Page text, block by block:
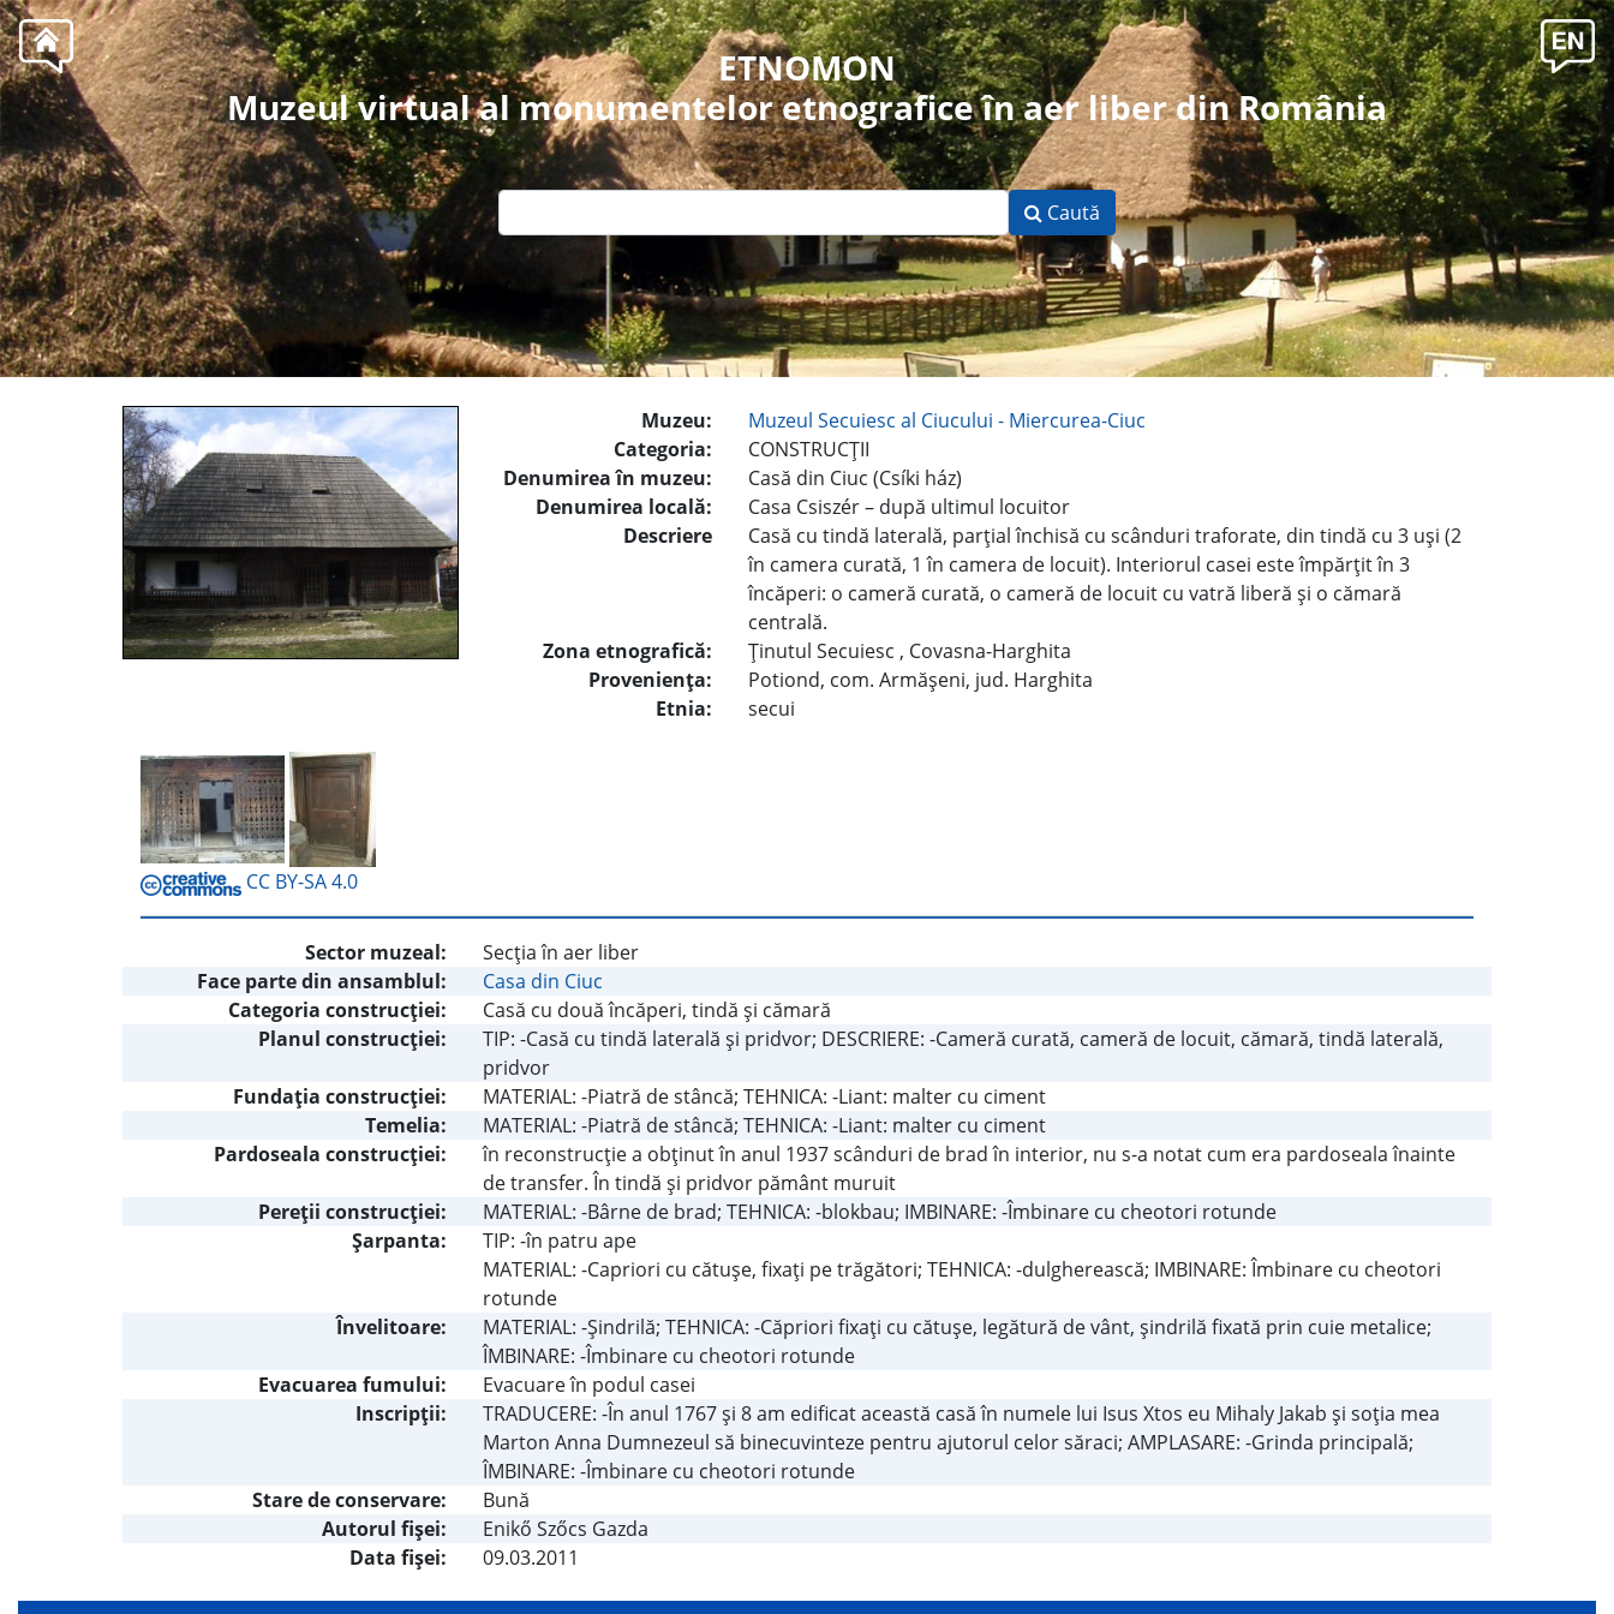
ETNOMON
Muzeul virtual al monumentelor etnografice în aer liber din România
Caută
Muzeu:
Muzeul Secuiesc al Ciucului - Miercurea-Ciuc
Categoria:
CONSTRUCŢII
Denumirea în muzeu:
Casă din Ciuc (Csíki ház)
Denumirea locală:
Casa Csiszér – după ultimul locuitor
Descriere
Casă cu tindă laterală, parţial închisă cu scânduri traforate, din tindă cu 3 uşi (2
în camera curată, 1 în camera de locuit). Interiorul casei este împărţit în 3
încăperi: o cameră curată, o cameră de locuit cu vatră liberă şi o cămară
centrală.
Zona etnografică:
Ţinutul Secuiesc , Covasna-Harghita
Provenienţa:
Potiond, com. Armăşeni, jud. Harghita
Etnia:
secui
CC BY-SA 4.0
Sector muzeal:
Secţia în aer liber
Face parte din ansamblul:
Casa din Ciuc
Categoria construcţiei:
Casă cu două încăperi, tindă şi cămară
Planul construcţiei:
TIP: -Casă cu tindă laterală şi pridvor; DESCRIERE: -Cameră curată, cameră de locuit, cămară, tindă laterală,
pridvor
Fundaţia construcţiei:
MATERIAL: -Piatră de stâncă; TEHNICA: -Liant: malter cu ciment
Temelia:
MATERIAL: -Piatră de stâncă; TEHNICA: -Liant: malter cu ciment
Pardoseala construcţiei:
în reconstrucţie a obţinut în anul 1937 scânduri de brad în interior, nu s-a notat cum era pardoseala înainte
de transfer. În tindă şi pridvor pământ muruit
Pereţii construcţiei:
MATERIAL: -Bârne de brad; TEHNICA: -blokbau; IMBINARE: -Îmbinare cu cheotori rotunde
Şarpanta:
TIP: -în patru ape
MATERIAL: -Capriori cu cătuşe, fixaţi pe trăgători; TEHNICA: -dulgherească; IMBINARE: Îmbinare cu cheotori
rotunde
Învelitoare:
MATERIAL: -Şindrilă; TEHNICA: -Căpriori fixaţi cu cătuşe, legătură de vânt, şindrilă fixată prin cuie metalice;
ÎMBINARE: -Îmbinare cu cheotori rotunde
Evacuarea fumului:
Evacuare în podul casei
Inscripţii:
TRADUCERE: -În anul 1767 şi 8 am edificat această casă în numele lui Isus Xtos eu Mihaly Jakab şi soţia mea
Marton Anna Dumnezeul să binecuvinteze pentru ajutorul celor săraci; AMPLASARE: -Grinda principală;
ÎMBINARE: -Îmbinare cu cheotori rotunde
Stare de conservare:
Bună
Autorul fişei:
Enikő Szőcs Gazda
Data fișei:
09.03.2011